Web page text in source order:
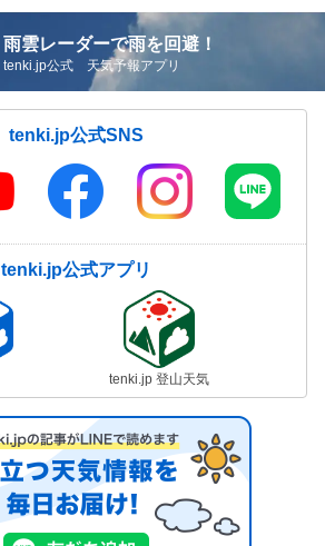
雨雲レーダーで雨を回避！
tenki.jp公式 天気予報アプリ
tenki.jp公式SNS
tenki.jp公式アプリ
tenki.jp 登山天気